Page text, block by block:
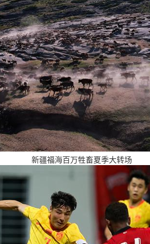
新疆福海百万牲畜夏季大转场